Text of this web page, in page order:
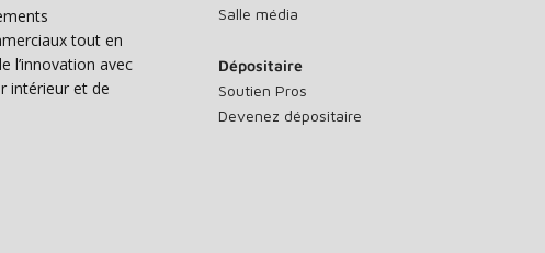
tout en
l’innovation avec
intérieur et de
Salle média
Dépositaire
Soutien Pros
Devenez dépositaire